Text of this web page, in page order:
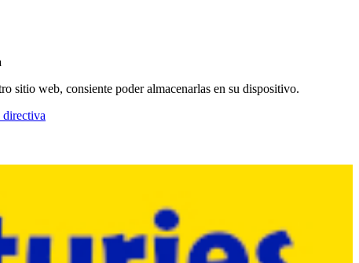
sitio web, consiente poder almacenarlas en su dispositivo.
directiva